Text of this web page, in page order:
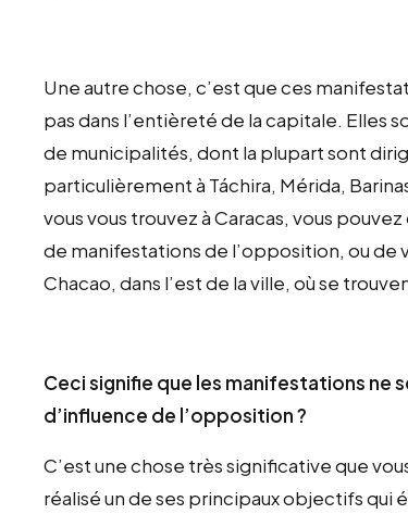
Une autre chose, c’est que ces
pas dans l’entièreté de la capitale. Elles
de municipalités, dont la plupart sont
particulièrement à Táchira, Mérida,
vous vous trouvez à Caracas, vous
de manifestations de l’opposition, ou
Chacao, dans l’est de la ville, où se
Ceci signifie que les manifestations ne
d’influence de l’opposition ?
C’est une chose très significative que
réalisé un de ses principaux objectifs qui